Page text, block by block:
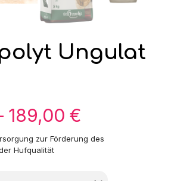
Ungulat
189,00 €
39,90 €
bis
zur Förderung des
Hufqualität